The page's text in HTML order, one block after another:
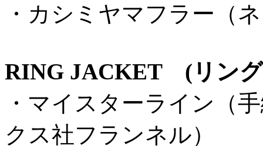
・カシミヤマフラー（
RING JACKET (リン
・マイスターライン（
クス社フランネル）